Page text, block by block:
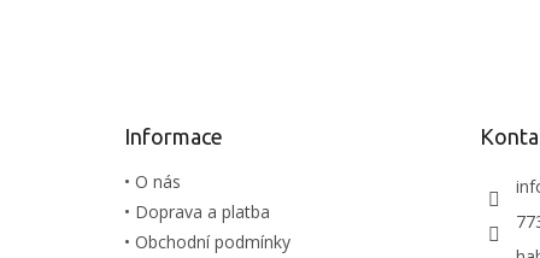
Informace
• O nás
• Doprava a platba
• Obchodní podmínky